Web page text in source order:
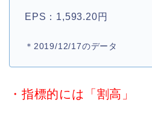
EPS：1,593.20円
＊2019/12/17のデータ
・指標的には「割高」